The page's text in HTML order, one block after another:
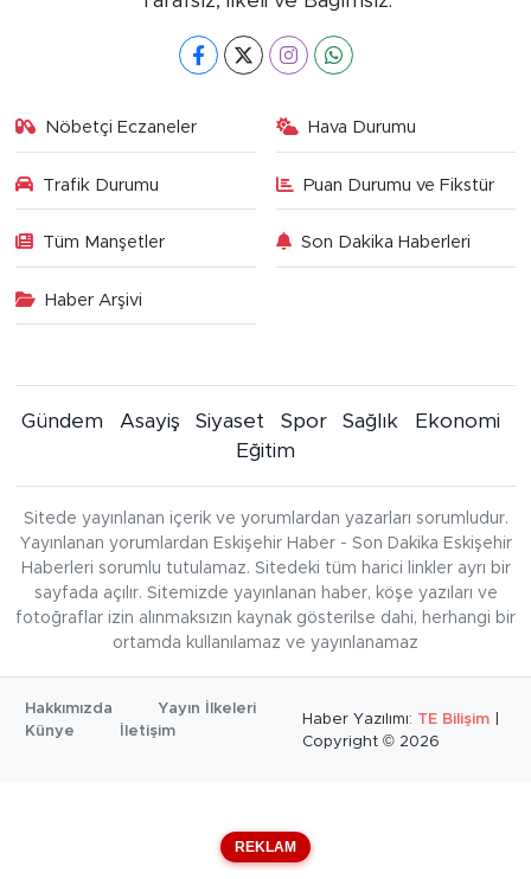
Nöbetçi Eczaneler Hava Durumu
Trafik Durumu Puan Durumu ve Fikstür
Tüm Manşetler Son Dakika Haberleri
Haber Arşivi
Gündem Asayiş Siyaset Spor Sağlık
Ekonomi
Eğitim
Sitede yayınlanan içerik ve yorumlardan yazarları sorumludur.
Yayınlanan yorumlardan Eskişehir Haber - Son Dakika Eskişehir
Haberleri sorumlu tutulamaz. Sitedeki tüm harici linkler ayrı bir
sayfada açılır. Sitemizde yayınlanan haber, köşe yazıları ve
fotoğraflar izin alınmaksızın kaynak gösterilse dahi, herhangi bir
ortamda kullanılamaz ve yayınlanamaz
Hakkımızda
Yayın İlkeleri
Künye
İletişim
Haber Yazılımı: TE Bilişim
Copyright © 2026
REKLAM